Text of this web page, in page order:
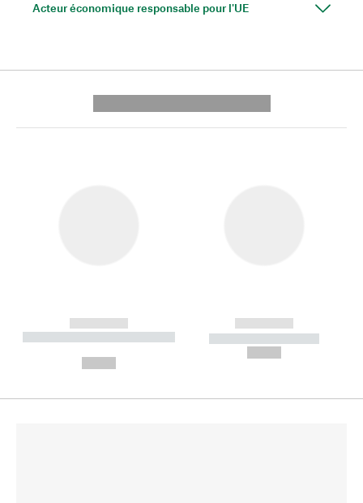
Acteur économique responsable pour l'UE
------------
----------- ----------- --------
------------
----------- -----------